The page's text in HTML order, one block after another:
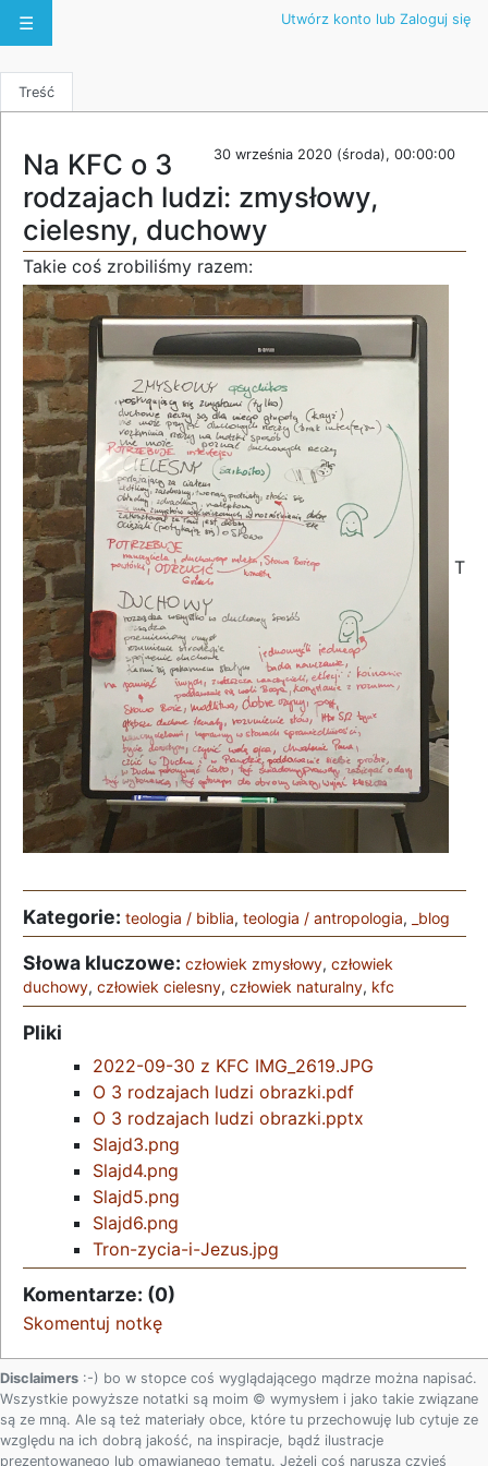
☰ Utwórz konto lub Zaloguj się
Treść
30 września 2020 (środa), 00:00:00
Na KFC o 3
rodzajach ludzi: zmysłowy,
cielesny, duchowy
Takie coś zrobiliśmy razem:
T
Kategorie: teologia / biblia, teologia / antropologia, _blog
Słowa kluczowe: człowiek zmysłowy, człowiek
duchowy, człowiek cielesny, człowiek naturalny, kfc
Pliki
2022-09-30 z KFC IMG_2619.JPG
O 3 rodzajach ludzi obrazki.pdf
O 3 rodzajach ludzi obrazki.pptx
Slajd3.png
Slajd4.png
Slajd5.png
Slajd6.png
Tron-zycia-i-Jezus.jpg
Komentarze: (0)
Skomentuj notkę
Disclaimers :-) bo w stopce coś wyglądającego mądrze można napisać.
Wszystkie powyższe notatki są moim © wymysłem i jako takie związane
są ze mną. Ale są też materiały obce, które tu przechowuję lub cytuje ze
względu na ich dobrą jakość, na inspiracje, bądź ilustracje
prezentowanego lub omawianego tematu. Jeżeli coś narusza czyjeś